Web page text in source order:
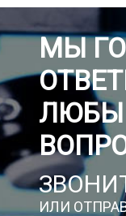
МЫ
ИЛИ